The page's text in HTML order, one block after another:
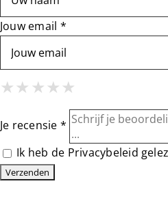
Jouw email *
★1 Star
★★ 2 Stars
★★ ★3 Stars
★★ ★★4 Stars
★★ ★★★
Je recensie *
Ik heb de Privacybeleid